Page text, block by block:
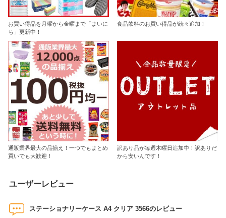
お買い得品を月曜から金曜まで「まいに
ち」更新中！
食品飲料のお買い得品が続々追加！
通販業界最大の品揃え！一つでもまとめ
買いでも大歓迎！
訳あり品が毎週木曜日追加中！訳ありだ
から安いんです！
ユーザーレビュー
ステーショナリーケース A4 クリア 3566のレビュー